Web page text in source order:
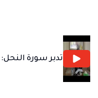
تدبر سورة النحل: